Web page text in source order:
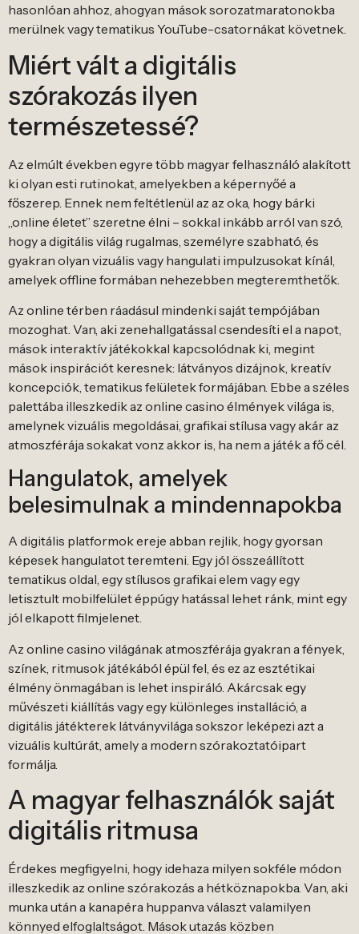
hasonlóan ahhoz, ahogyan mások sorozatmaratonokba
merülnek vagy tematikus YouTube-csatornákat követnek.
Miért vált a digitális
szórakozás ilyen
természetessé?
Az elmúlt években egyre több magyar felhasználó alakított
ki olyan esti rutinokat, amelyekben a képernyőé a
főszerep. Ennek nem feltétlenül az az oka, hogy bárki
„online életet” szeretne élni – sokkal inkább arról van szó,
hogy a digitális világ rugalmas, személyre szabható, és
gyakran olyan vizuális vagy hangulati impulzusokat kínál,
amelyek offline formában nehezebben megteremthetők.
Az online térben ráadásul mindenki saját tempójában
mozoghat. Van, aki zenehallgatással csendesíti el a napot,
mások interaktív játékokkal kapcsolódnak ki, megint
mások inspirációt keresnek: látványos dizájnok, kreatív
koncepciók, tematikus felületek formájában. Ebbe a széles
palettába illeszkedik az online casino élmények világa is,
amelynek vizuális megoldásai, grafikai stílusa vagy akár az
atmoszférája sokakat vonz akkor is, ha nem a játék a fő cél.
Hangulatok, amelyek
belesimulnak a mindennapokba
A digitális platformok ereje abban rejlik, hogy gyorsan
képesek hangulatot teremteni. Egy jól összeállított
tematikus oldal, egy stílusos grafikai elem vagy egy
letisztult mobilfelület éppúgy hatással lehet ránk, mint egy
jól elkapott filmjelenet.
Az online casino világának atmoszférája gyakran a fények,
színek, ritmusok játékából épül fel, és ez az esztétikai
élmény önmagában is lehet inspiráló. Akárcsak egy
művészeti kiállítás vagy egy különleges installáció, a
digitális játékterek látványvilága sokszor leképezi azt a
vizuális kultúrát, amely a modern szórakoztatóipart
formálja.
A magyar felhasználók saját
digitális ritmusa
Érdekes megfigyelni, hogy idehaza milyen sokféle módon
illeszkedik az online szórakozás a hétköznapokba. Van, aki
munka után a kanapéra huppanva választ valamilyen
könnyed elfoglaltságot. Mások utazás közben